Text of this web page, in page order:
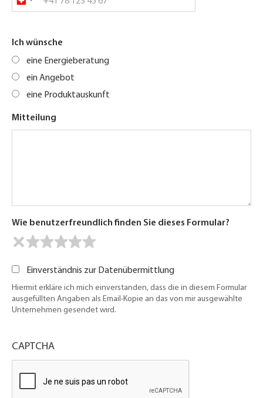
Ich wünsche
eine Energieberatung
ein Angebot
eine Produktauskunft
Mitteilung
Wie benutzerfreundlich finden Sie dieses Formular?
Einverständnis zur Datenübermittlung
Hiermit erkläre ich mich einverstanden, dass die in diesem Formular
ausgefüllten Angaben als Email-Kopie an das von mir ausgewählte
Unternehmen gesendet wird.
CAPTCHA